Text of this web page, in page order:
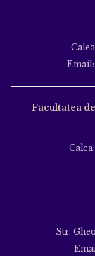
Facultatea
Str.